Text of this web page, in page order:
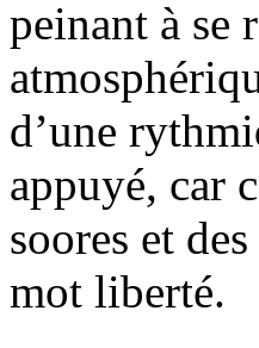
peinant à se
d’une
appuyé, car
soores et
mot liberté.